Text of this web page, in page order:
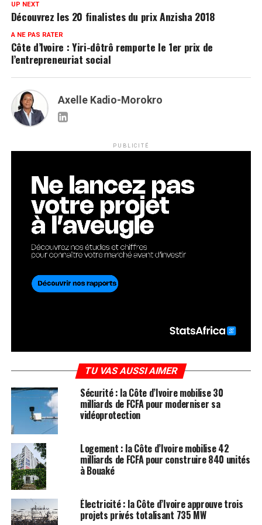
UP NEXT
Découvrez les 20 finalistes du prix Anzisha 2018
A NE PAS RATER
Côte d’Ivoire : Yiri-dôtrô remporte le 1er prix de
l’entrepreneuriat social
Axelle Kadio-Morokro
PUBLICITÉ
TU VAS AUSSI AIMER
Sécurité : la Côte d’Ivoire mobilise 30
milliards de FCFA pour moderniser sa
vidéoprotection
Logement : la Côte d’Ivoire mobilise 42
milliards de FCFA pour construire 840 unités
à Bouaké
Électricité : la Côte d’Ivoire approuve trois
projets privés totalisant 735 MW